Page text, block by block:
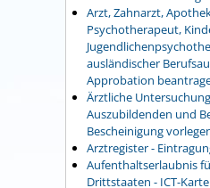
Arzt, Zahnarzt,
Psychotherapeut,
ausländischer
Approbation
Ärztliche
Auszubildenden und
Bescheinigung
Arztregister -
Aufenthaltserlaubnis
Drittstaaten - ICT-